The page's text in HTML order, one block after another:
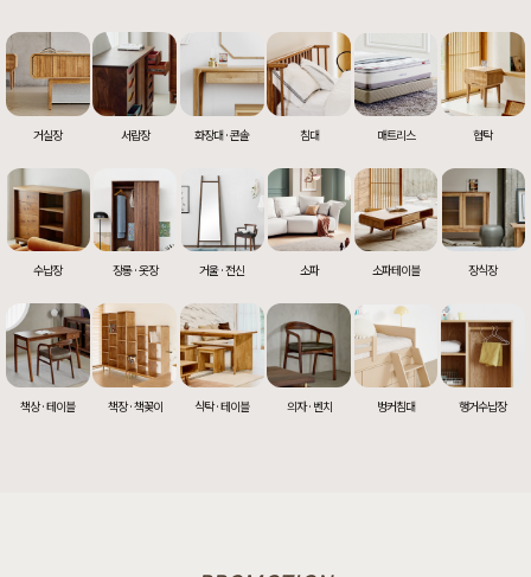
거실장 서랍장 화장대 · 콘솔 침대 매트리스 협탁
수납장 장롱 · 옷장 거울 · 전신 소파 소파테이블 장식장
책상 · 테이블 책장 · 책꽂이 식탁 · 테이블 의자 · 벤치 벙커침대 행거수납장